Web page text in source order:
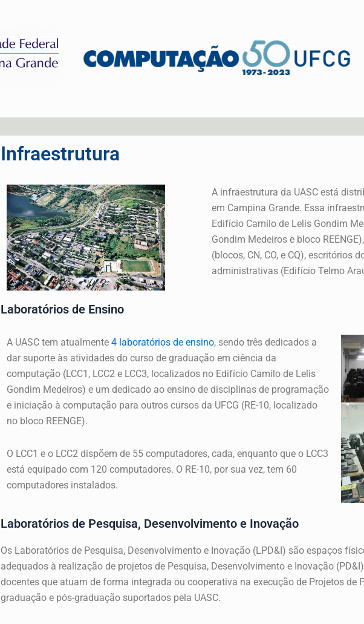
Infraestrutura
A infraestrutura da UASC está
em Campina Grande. Essa
Edifício Camilo de Lelis Gondim
Gondim Medeiros e bloco
(blocos, CN, CO, e CQ), escritórios
administrativas (Edifício Telmo
Laboratórios de Ensino
A UASC tem atualmente 4 laboratórios de ensino, sendo três dedicados a
dar suporte às atividades do curso de graduação em ciência da
computação (LCC1, LCC2 e LCC3, localizados no Edifício Camilo de Lelis
Gondim Medeiros) e um dedicado ao ensino de disciplinas de programação
e iniciação à computação para outros cursos da UFCG (RE-10, localizado
no bloco REENGE).
O LCC1 e o LCC2 dispõem de 55 computadores, cada, enquanto que o LCC3
está equipado com 120 computadores. O RE-10, por sua vez, tem 60
computadores instalados.
Laboratórios de Pesquisa, Desenvolvimento e Inovação
Os Laboratórios de Pesquisa, Desenvolvimento e Inovação (LPD&I) são espaços
adequados à realização de projetos de Pesquisa, Desenvolvimento e Inovação
docentes que atuam de forma integrada ou cooperativa na execução de Projetos de
graduação e pós-graduação suportados pela UASC.